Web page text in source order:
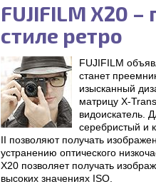
FUJIFILM X20
стиле ретро
FUJIFILM
станет
изысканный
матрицу X-
видоискатель.
серебристый и
II позволяют получать
устранению оптического
X20 позволяет получать
высоких значениях ISO.